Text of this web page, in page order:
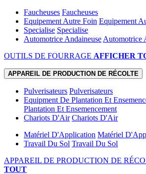
Faucheuses Faucheuses
Equipement Autre Foin Equipement
Specialise Specialise
Automotrice Andaineuse Automotrice
OUTILS DE FOURRAGE AFFICHER
APPAREIL DE PRODUCTION DE RÉCOLTE
Pulverisateurs Pulverisateurs
Equipment De Plantation Et
Plantation Et Ensemencement
Chariots D'Air Chariots D'Air
Matériel D'Application Matériel
Travail Du Sol Travail Du Sol
APPAREIL DE PRODUCTION DE
TOUT